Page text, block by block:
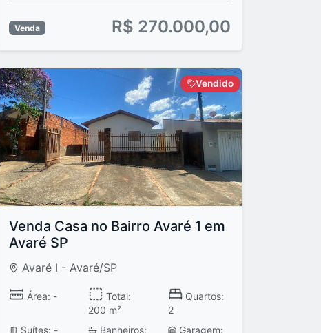
Venda R$ 270.000,00
Vendido
Venda Casa no Bairro Avaré 1 em
Avaré SP
Avaré I - Avaré/SP
Área: -
Total:
200 m²
Quartos:
2
Suítes: -
Banheiros:
Garagem: